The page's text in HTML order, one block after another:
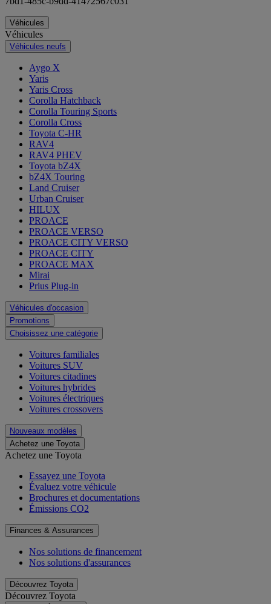
Véhicules
Véhicules
Véhicules neufs
Aygo X
Yaris
Yaris Cross
Corolla Hatchback
Corolla Touring Sports
Corolla Cross
Toyota C-HR
RAV4
RAV4 PHEV
Toyota bZ4X
bZ4X Touring
Land Cruiser
Urban Cruiser
HILUX
PROACE
PROACE VERSO
PROACE CITY VERSO
PROACE CITY
PROACE MAX
Mirai
Prius Plug-in
Véhicules d'occasion
Promotions
Choisissez une catégorie
Voitures familiales
Voitures SUV
Voitures citadines
Voitures hybrides
Voitures électriques
Voitures crossovers
Nouveaux modèles
Achetez une Toyota
Achetez une Toyota
Essayez une Toyota
Évaluez votre véhicule
Brochures et documentations
Émissions CO2
Finances & Assurances
Nos solutions de financement
Nos solutions d'assurances
Découvrez Toyota
Découvrez Toyota